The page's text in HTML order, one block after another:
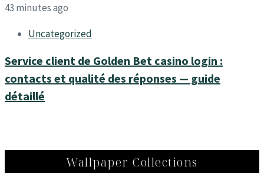
43 minutes ago
Uncategorized
Service client de Golden Bet casino login :
contacts et qualité des réponses — guide
détaillé
Wallpaper Collections